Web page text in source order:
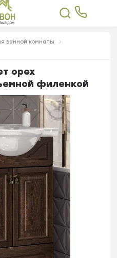
ванной комнаты
орех
филенкой